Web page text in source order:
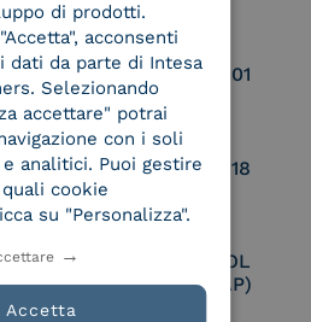
UNI EN ISO 27001
UNI EN ISO 27018
Certified PEPPOL
Access Point (AP)
di prodotti.
acconsenti
dati da parte di Intesa
Selezionando
accettare" potrai
con i soli
analitici. Puoi gestire
cookie
su "Personalizza".
Accetta